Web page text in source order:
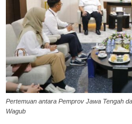
Pertemuan antara Pemprov Jawa Tengah
Wagub